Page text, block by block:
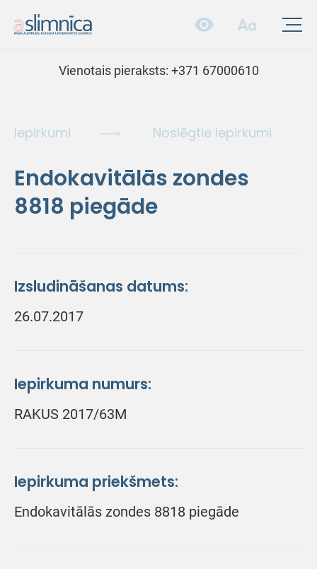
Vienotais pieraksts: +371 67000610
Iepirkumi Noslēgtie iepirkumi
Endokavitālās zondes
8818 piegāde
Izsludināšanas datums:
26.07.2017
Iepirkuma numurs:
RAKUS 2017/63M
Iepirkuma priekšmets:
Endokavitālās zondes 8818 piegāde